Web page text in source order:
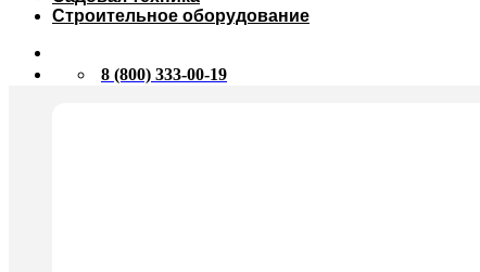
Строительное оборудование
8 (800) 333-00-19